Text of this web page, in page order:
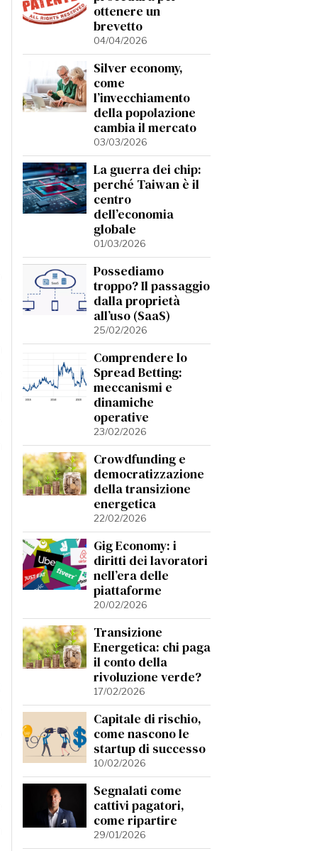
ottenere un
brevetto
04/04/2026
Silver economy,
come
l’invecchiamento
della popolazione
cambia il mercato
03/03/2026
La guerra dei chip:
perché Taiwan è il
centro
dell’economia
globale
01/03/2026
Possediamo
troppo? Il passaggio
dalla proprietà
all’uso (SaaS)
25/02/2026
Comprendere lo
Spread Betting:
meccanismi e
dinamiche
operative
23/02/2026
Crowdfunding e
democratizzazione
della transizione
energetica
22/02/2026
Gig Economy: i
diritti dei lavoratori
nell’era delle
piattaforme
20/02/2026
Transizione
Energetica: chi paga
il conto della
rivoluzione verde?
17/02/2026
Capitale di rischio,
come nascono le
startup di successo
10/02/2026
Segnalati come
cattivi pagatori,
come ripartire
29/01/2026